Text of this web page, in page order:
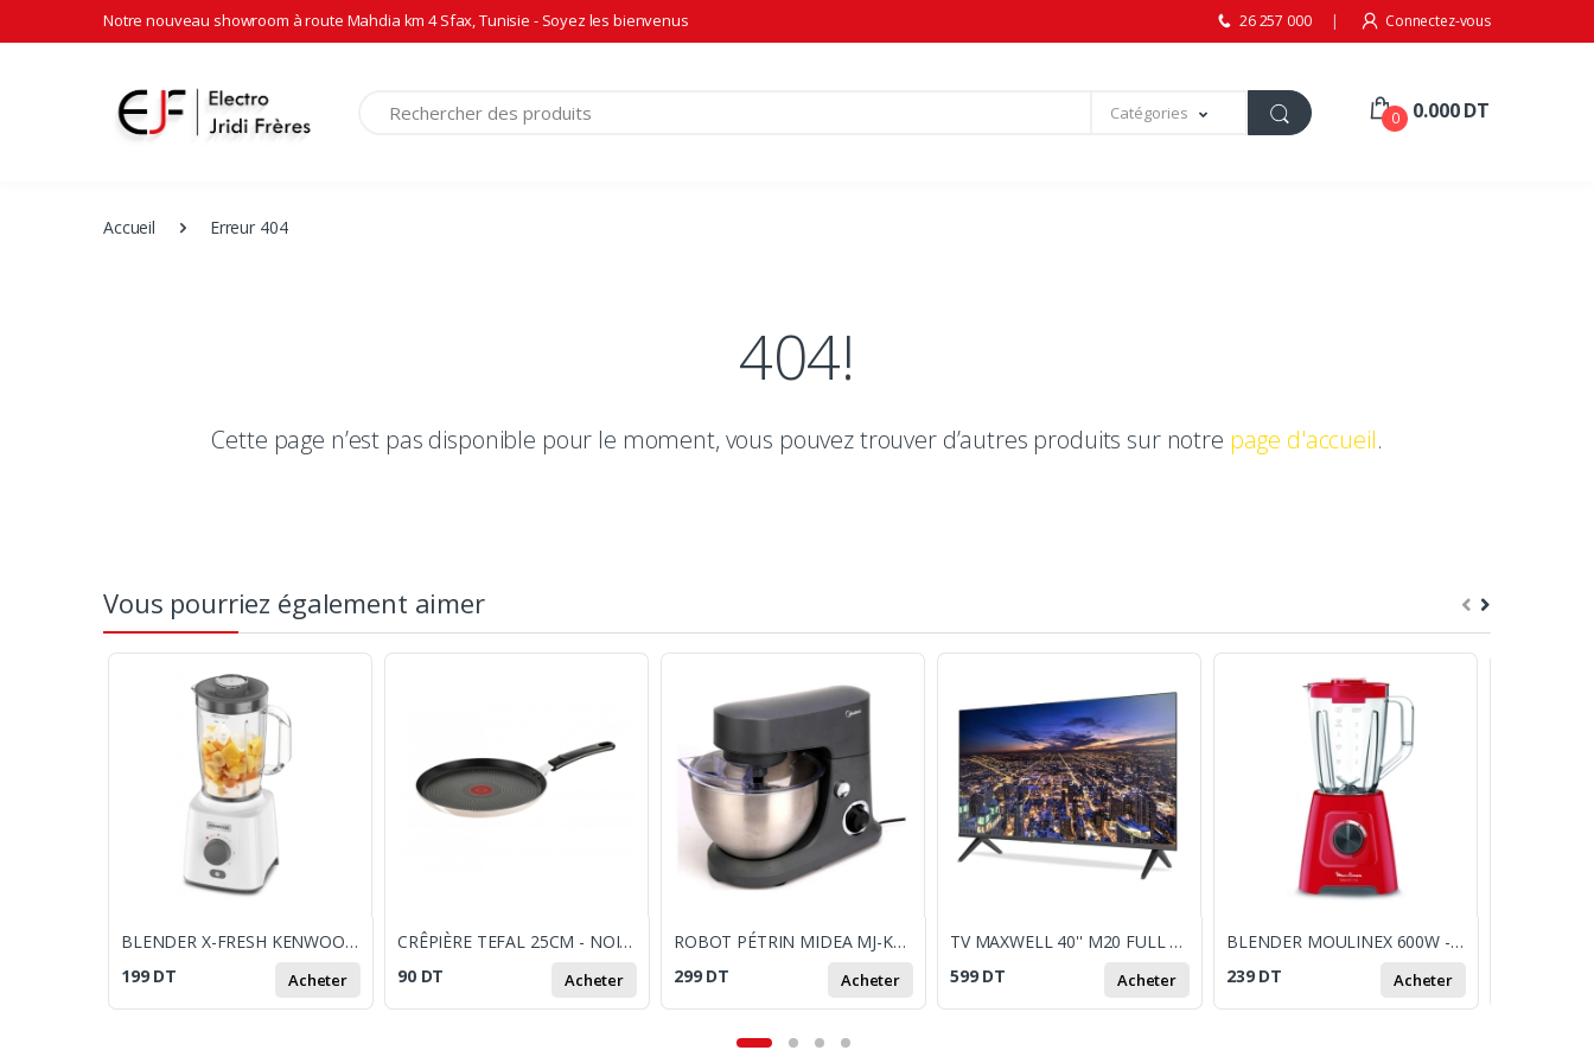
Notre nouveau showroom à route Mahdia km 4 Sfax, Tunisie - Soyez les bienvenus 26 257 000 Connectez-vous
Catégories 0 0.000 DT
Accueil Erreur 404
404!
Cette page n’est pas disponible pour le moment, vous pouvez trouver d’autres produits sur notre page d'accueil.
Vous pourriez également aimer
BLENDER X-FRESH KENWOOD BLP41.A0WH / 650W
199 DT Acheter
CRÊPIÈRE TEFAL 25CM - NOIR ET BEIGE
90 DT Acheter
ROBOT PÉTRIN MIDEA MJ-KM6001W 600W - NOIR
299 DT Acheter
TV MAXWELL 40'' M20 FULL HD
599 DT Acheter
BLENDER MOULINEX 600W - ROUGE
239 DT Acheter